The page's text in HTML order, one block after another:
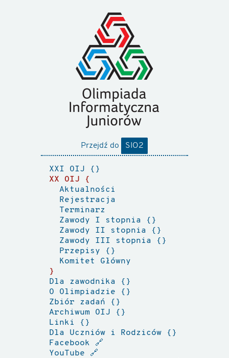
Przejdź do SIO2
XXI OIJ
XX OIJ
Aktualności
Rejestracja
Terminarz
Zawody I stopnia
Zawody II stopnia
Zawody III stopnia
Przepisy
Komitet Główny
Dla zawodnika
O Olimpiadzie
Zbiór zadań
Archiwum OIJ
Linki
Dla Uczniów i Rodziców
Facebook 🔗
YouTube 🔗